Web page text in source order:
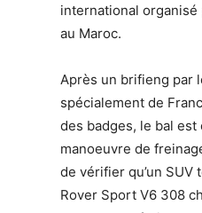
international
au Maroc.
Après un brifieng par
spécialement de
des badges, le bal
manoeuvre de
de vérifier qu’un SUV
Rover Sport V6 308